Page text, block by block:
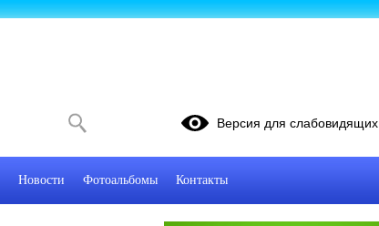
Версия для слабовидящих
Новости Фотоальбомы Контакты